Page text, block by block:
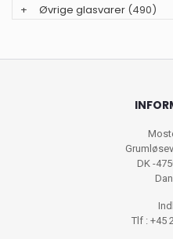
+
Øvrige glasvarer (490)
DK -
Tlf : +45